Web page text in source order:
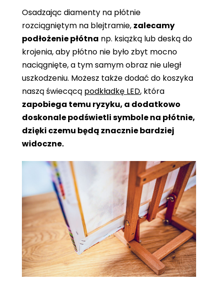
Osadzając diamenty na płótnie
rozciągniętym na blejtramie, zalecamy
podłożenie płótna np. książką lub deską do
krojenia, aby płótno nie było zbyt mocno
naciągnięte, a tym samym obraz nie uległ
uszkodzeniu. Możesz także dodać do koszyka
naszą świecącą podkładkę LED, która
zapobiega temu ryzyku, a dodatkowo
doskonale podświetli symbole na płótnie,
dzięki czemu będą znacznie bardziej
widoczne.